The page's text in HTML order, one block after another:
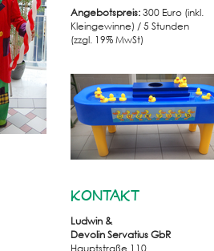
Angebotspreis:300 Euro (inkl.
Kleingewinne) / 5 Stunden
(zzgl. 19% MwSt)
Kontakt
Ludwin &
Devolin Servatius GbR
Hauptstraße 110